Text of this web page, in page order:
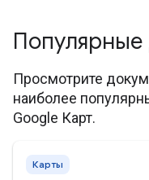
Просмотрите
наиболее
Google Карт.
Карты